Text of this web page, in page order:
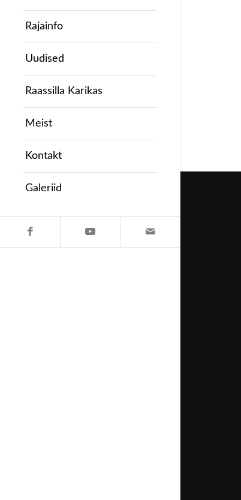
Rajainfo
Uudised
Raassilla Karikas
Meist
Kontakt
Galeriid